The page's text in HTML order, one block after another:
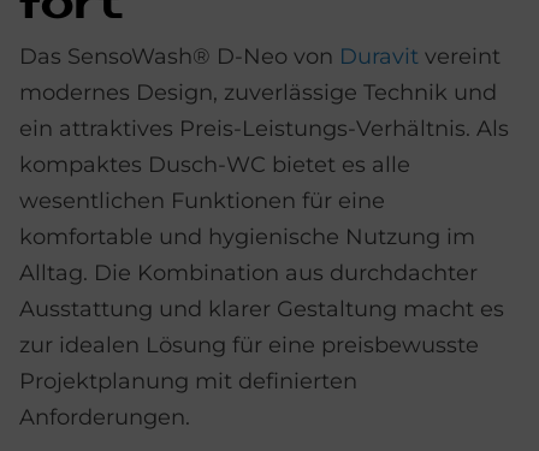
Das SensoWash® D-Neo von Duravit vereint
modernes Design, zuverlässige Technik und
ein attraktives Preis-Leistungs-Verhältnis. Als
kompaktes Dusch-WC bietet es alle
wesentlichen Funktionen für eine
komfortable und hygienische Nutzung im
Alltag. Die Kombination aus durchdachter
Ausstattung und klarer Gestaltung macht es
zur idealen Lösung für eine preisbewusste
Projektplanung mit definierten
Anforderungen.